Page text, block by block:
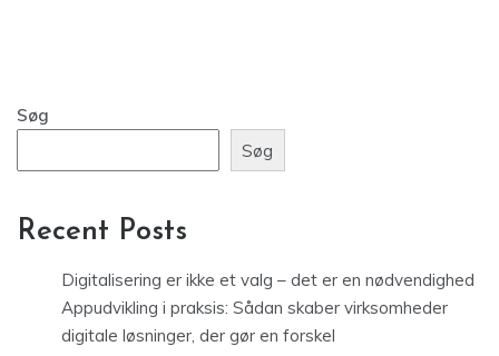
Søg
Søg
Recent Posts
Digitalisering er ikke et valg – det er en nødvendighed
Appudvikling i praksis: Sådan skaber virksomheder
digitale løsninger, der gør en forskel